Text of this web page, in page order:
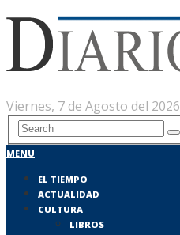
Viernes, 7 de Agosto del 2026
MENU
EL TIEMPO
ACTUALIDAD
CULTURA
LIBROS